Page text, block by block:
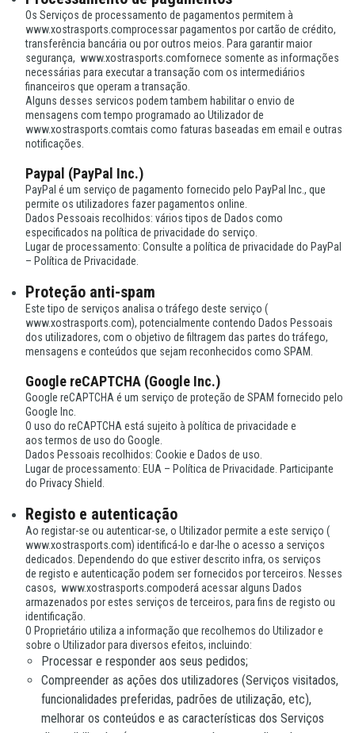
Os Serviços de processamento de pagamentos permitem à
www.xostrasports.comprocessar pagamentos por cartão de crédito,
transferência bancária ou por outros meios. Para garantir maior
segurança, www.xostrasports.comfornece somente as informações
necessárias para executar a transação com os intermediários
financeiros que operam a transação.
Alguns desses servicos podem tambem habilitar o envio de
mensagens com tempo programado ao Utilizador de
www.xostrasports.comtais como faturas baseadas em email e outras
notificações.
Paypal (PayPal Inc.)
PayPal é um serviço de pagamento fornecido pelo PayPal Inc., que
permite os utilizadores fazer pagamentos online.
Dados Pessoais recolhidos: vários tipos de Dados como
especificados na política de privacidade do serviço.
Lugar de processamento: Consulte a política de privacidade do PayPal
– Política de Privacidade.
Proteção anti-spam
Este tipo de serviços analisa o tráfego deste serviço (
www.xostrasports.com), potencialmente contendo Dados Pessoais
dos utilizadores, com o objetivo de filtragem das partes do tráfego,
mensagens e conteúdos que sejam reconhecidos como SPAM.
Google reCAPTCHA (Google Inc.)
Google reCAPTCHA é um serviço de proteção de SPAM fornecido pelo
Google Inc.
O uso do reCAPTCHA está sujeito à política de privacidade e
aos termos de uso do Google.
Dados Pessoais recolhidos: Cookie e Dados de uso.
Lugar de processamento: EUA – Política de Privacidade. Participante
do Privacy Shield.
Registo e autenticação
Ao registar-se ou autenticar-se, o Utilizador permite a este serviço (
www.xostrasports.com) identificá-lo e dar-lhe o acesso a serviços
dedicados. Dependendo do que estiver descrito infra, os serviços
de registo e autenticação podem ser fornecidos por terceiros. Nesses
casos, www.xostrasports.compoderá acessar alguns Dados
armazenados por estes serviços de terceiros, para fins de registo ou
identificação.
O Proprietário utiliza a informação que recolhemos do Utilizador e
sobre o Utilizador para diversos efeitos, incluindo:
Processar e responder aos seus pedidos;
Compreender as ações dos utilizadores (Serviços visitados,
funcionalidades preferidas, padrões de utilização, etc),
melhorar os conteúdos e as características dos Serviços